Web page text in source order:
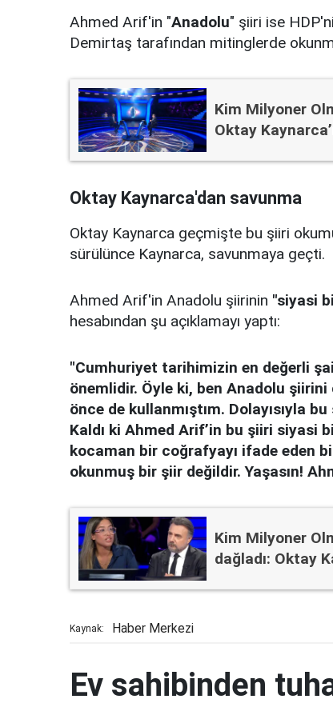
Ahmed Arif'in "Anadolu" şiiri ise
Demirtaş tarafından mitinglerde
Kim Milyoner
Oktay
Oktay Kaynarca'dan savunma
Oktay Kaynarca geçmişte bu şiiri
sürülünce Kaynarca, savunmaya geçti.
Ahmed Arif'in Anadolu şiirinin "siyasi
hesabından şu açıklamayı yaptı:
"Cumhuriyet tarihimizin en değerli
önemlidir. Öyle ki, ben Anadolu
önce de kullanmıştım. Dolayısıyla
Kaldı ki Ahmed Arif’in bu şiiri siyasi
kocaman bir coğrafyayı ifade eden
okunmuş bir şiir değildir. Yaşasın!
Kim Milyoner
dağladı: Oktay
Kaynak: Haber Merkezi
Ev sahibinden